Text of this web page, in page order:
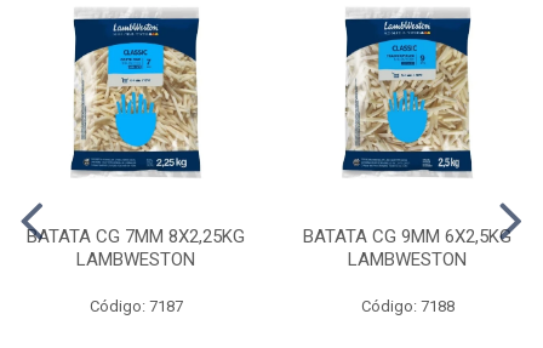
BATATA CG 7MM 8X2,25KG
LAMBWESTON
Código: 7187
BATATA CG 9MM 6X2,5KG
LAMBWESTON
Código: 7188